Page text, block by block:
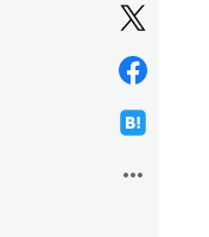
more_horiz